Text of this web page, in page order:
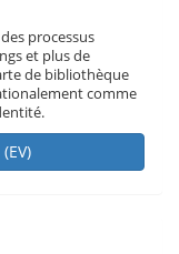
processus
et plus de
de bibliothèque
comme